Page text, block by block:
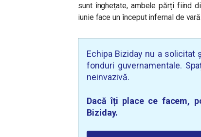
sunt înghețate, ambele părți fiind
iunie face un început infernal de vară.
Echipa Biziday nu a
fonduri guvernamentale.
neinvazivă.
Dacă îți place ce facem,
Biziday.